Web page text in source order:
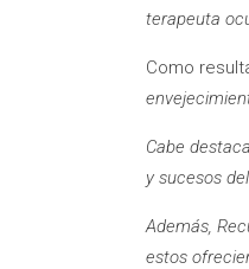
terapeuta
Como
Cabe
y sucesos
Además,
estos